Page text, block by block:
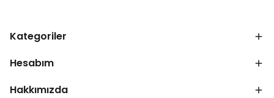
Kategoriler
Hesabım
Hakkımızda